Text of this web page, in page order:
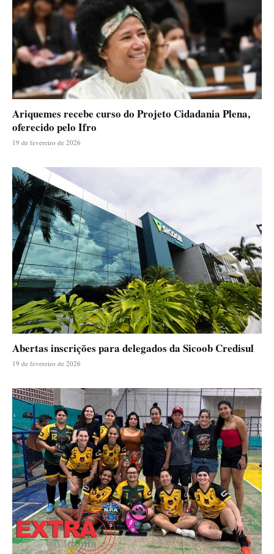
Ariquemes recebe curso do Projeto Cidadania Plena,
oferecido pelo Ifro
19 de fevereiro de 2026
Abertas inscrições para delegados da Sicoob Credisul
19 de fevereiro de 2026